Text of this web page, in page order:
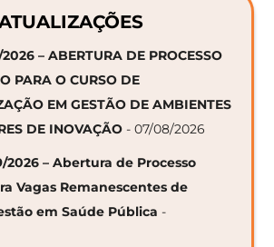
– ABERTURA DE PROCESSO
PARA O CURSO DE
EM GESTÃO DE AMBIENTES
DE INOVAÇÃO - 07/08/2026
2026 – Abertura de Processo
Vagas Remanescentes de
em Saúde Pública -